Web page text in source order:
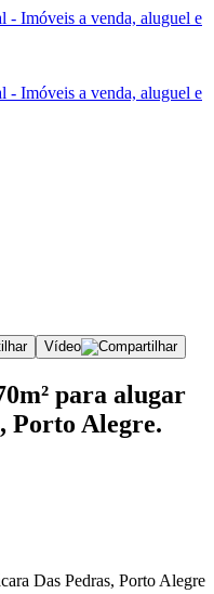
Vídeo
para alugar
Porto Alegre.
Das Pedras, Porto Alegre